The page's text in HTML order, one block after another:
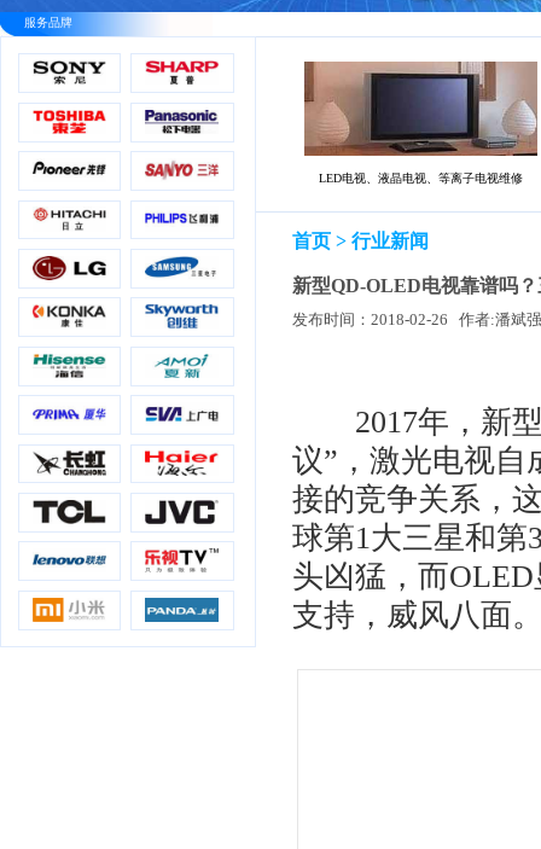
服务品牌
LED电视、液晶电视、等离子电视维修
首页 > 行业新闻
新型QD-OLED电视靠谱吗
2017年，新型
议”，激光电视自
接的竞争关系，
球第1大三星和第
头凶猛，而
支持，威风八面